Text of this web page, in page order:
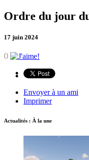
Ordre du jour
17 juin 2024
0
Envoyer à un ami
Imprimer
Actualités : À la une